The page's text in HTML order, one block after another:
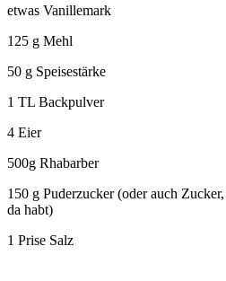
etwas Vanillemark
125 g Mehl
50 g Speisestärke
1 TL Backpulver
4 Eier
500g Rhabarber
150 g Puderzucker (oder auch
da habt)
1 Prise Salz